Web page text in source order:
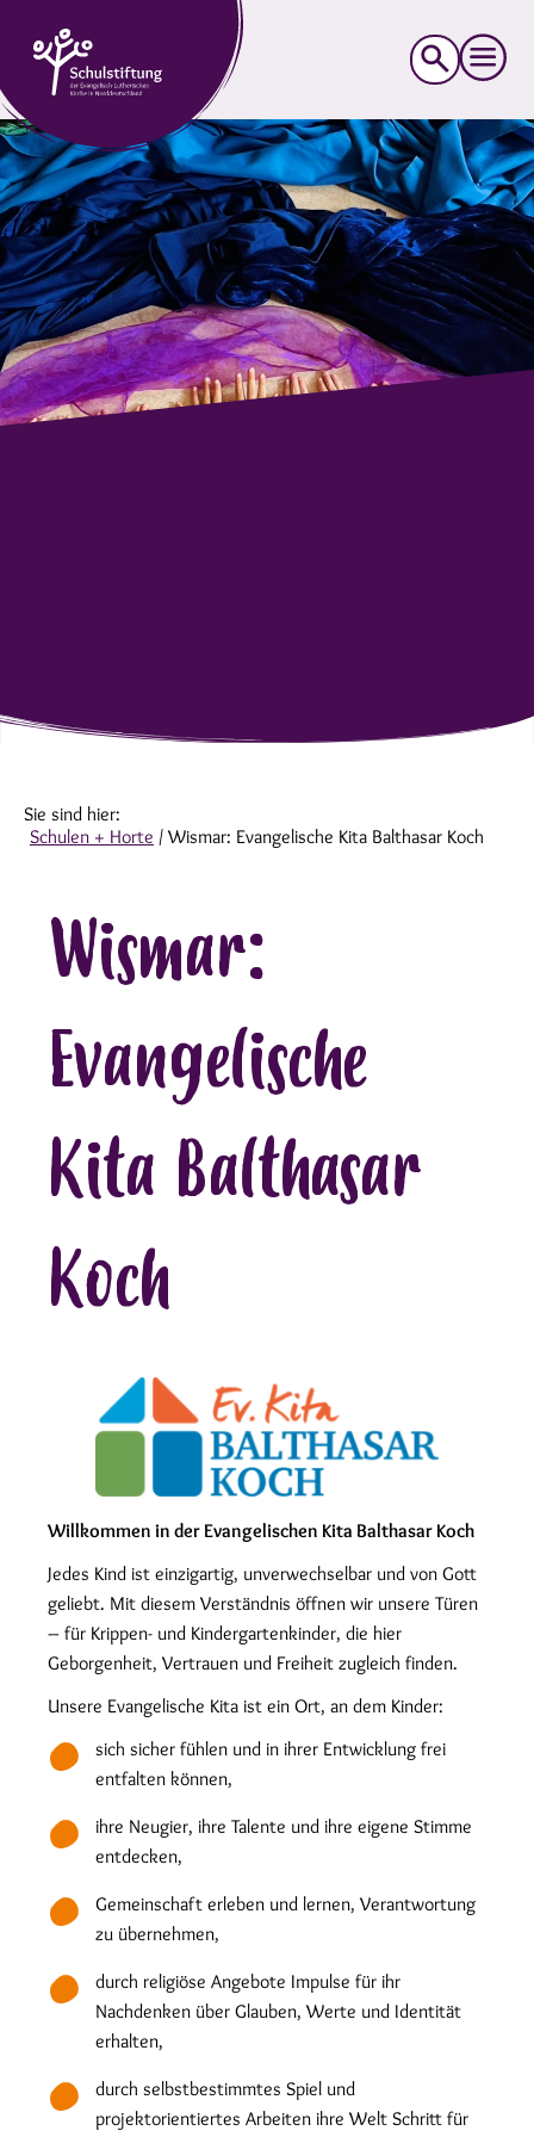
Suche
nach:
Sie sind hier:
Schulen + Horte / Wismar: Evangelische Kita Balthasar Koch
Wismar:
Evangelische
Kita Balthasar
Koch
Willkommen in der Evangelischen Kita Balthasar Koch
Jedes Kind ist einzigartig, unverwechselbar und von Gott
geliebt. Mit diesem Verständnis öffnen wir unsere Türen
– für Krippen- und Kindergartenkinder, die hier
Geborgenheit, Vertrauen und Freiheit zugleich finden.
Unsere Evangelische Kita ist ein Ort, an dem Kinder:
sich sicher fühlen und in ihrer Entwicklung frei
entfalten können,
ihre Neugier, ihre Talente und ihre eigene Stimme
entdecken,
Gemeinschaft erleben und lernen, Verantwortung
zu übernehmen,
durch religiöse Angebote Impulse für ihr
Nachdenken über Glauben, Werte und Identität
erhalten,
durch selbstbestimmtes Spiel und
projektorientiertes Arbeiten ihre Welt Schritt für